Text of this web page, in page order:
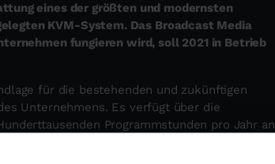
eines der größten und modernsten
KVM-System. Das Broadcast Media
fungieren wird, soll 2021 in Betrieb
für die bestehenden und zukünftigen
Unternehmens. Es verfügt über die
Programmstunden pro Jahr an
mehr als 800 Distributionspartner.